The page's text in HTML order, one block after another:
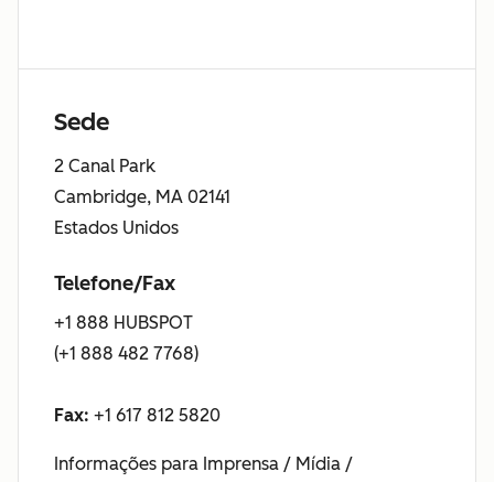
Sede
2 Canal Park
Cambridge, MA 02141
Estados Unidos
Telefone/Fax
+1 888 HUBSPOT
(+1 888 482 7768)
Fax: +1 617 812 5820
Informações para Imprensa / Mídia /